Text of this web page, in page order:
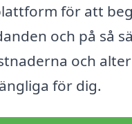
för att
och på så
och
för dig.